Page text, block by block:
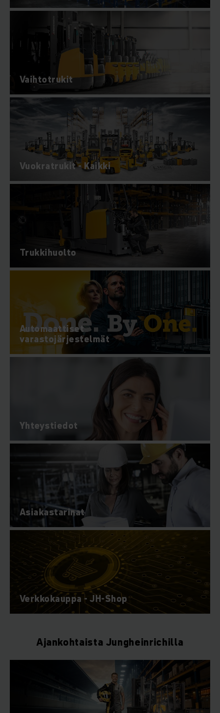
Vaihtotrukit
Vuokratrukit - Kaikki
Trukkihuolto
Automaattiset
varastojärjestelmät
Yhteystiedot
Asiakastarinat
Verkkokauppa - JH-Shop
Ajankohtaista Jungheinrichilla